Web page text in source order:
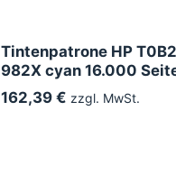
Tintenpatrone HP
982X cyan 16.000
162,39 € zzgl. MwSt.